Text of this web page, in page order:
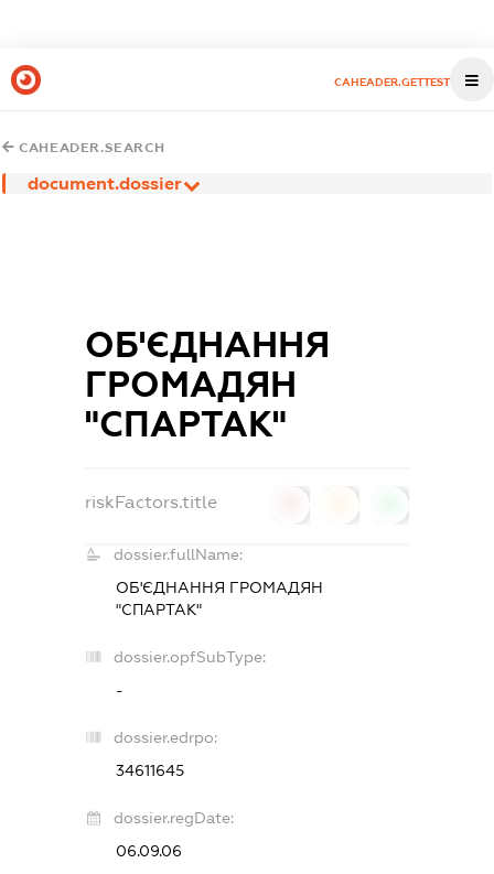
CAHEADER.GETTEST
CAHEADER.SEARCH
document.dossier
ОБ'ЄДНАННЯ
ГРОМАДЯН
"СПАРТАК"
riskFactors.title
dossier.fullName:
ОБ'ЄДНАННЯ ГРОМАДЯН
"СПАРТАК"
dossier.opfSubType:
-
dossier.edrpo:
34611645
dossier.regDate:
06.09.06